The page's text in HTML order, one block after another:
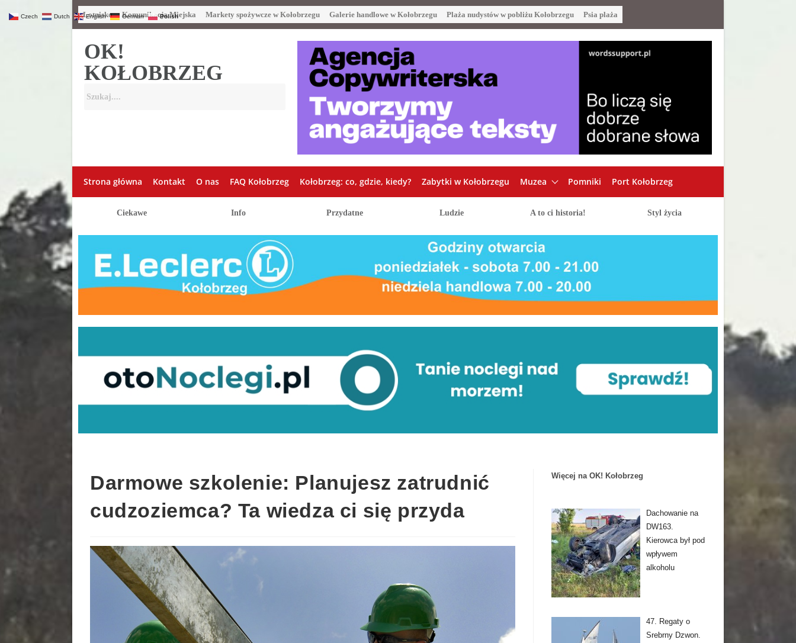
Lotnisko Komunikacja Miejska Markety spożywcze w Kołobrzegu Galerie handlowe w Kołobrzegu Plaża nudystów w pobliżu Kołobrzegu Psia plaża
OK!
KOŁOBRZEG
Strona główna Kontakt O nas FAQ Kołobrzeg Kołobrzeg: co, gdzie, kiedy? Zabytki w Kołobrzegu Muzea Pomniki Port Kołobrzeg
Ciekawe Info Przydatne Ludzie A to ci historia! Styl życia
Darmowe szkolenie: Planujesz zatrudnić
cudzoziemca? Ta wiedza ci się przyda
Więcej na OK! Kołobrzeg
Dachowanie na
DW163.
Kierowca był pod
wpływem
alkoholu
47. Regaty o
Srebrny Dzwon.
Czech Dutch English German Polish